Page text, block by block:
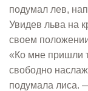
подумал лев,
Увидев льва на
своем
«Ко мне пришли
свободно
подумала лиса.